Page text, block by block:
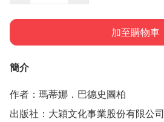
加至購物車
簡介
作者：瑪蒂娜．巴德史圖柏
出版社：大穎文化事業股份有限公司